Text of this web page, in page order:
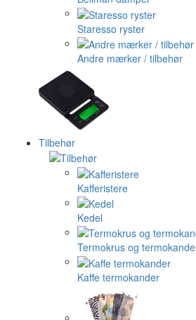
Staresso ryster
Andre mærker / tilbehør
Tilbehør
Kafferistere
Kedel
Termokrus og termokande
Kaffe termokander